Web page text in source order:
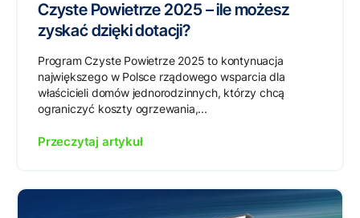
Czyste Powietrze 2025 – ile możesz
zyskać dzięki dotacji?
Program Czyste Powietrze 2025 to kontynuacja
największego w Polsce rządowego wsparcia dla
właścicieli domów jednorodzinnych, którzy chcą
ograniczyć koszty ogrzewania,...
Przeczytaj artykuł